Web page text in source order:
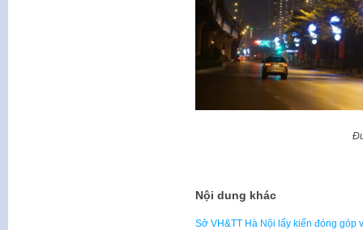
Nội dung khác
Sở VH&TT Hà Nội lấy kiến đóng góp